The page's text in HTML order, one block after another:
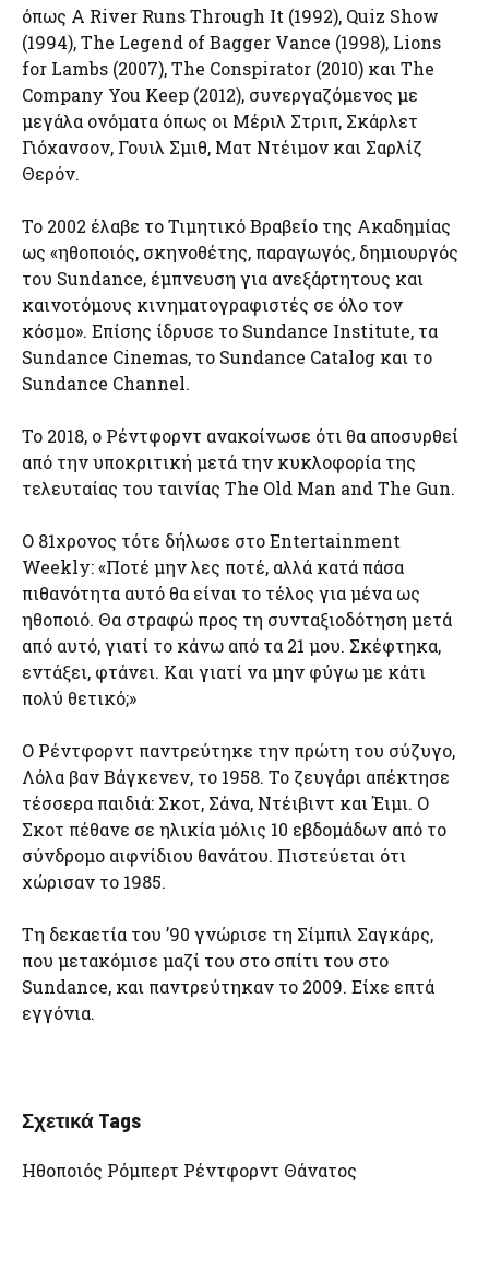
όπως A River Runs Through It (1992), Quiz Show
(1994), The Legend of Bagger Vance (1998), Lions
for Lambs (2007), The Conspirator (2010) και The
Company You Keep (2012), συνεργαζόμενος με
μεγάλα ονόματα όπως οι Μέριλ Στριπ, Σκάρλετ
Γιόχανσον, Γουιλ Σμιθ, Ματ Ντέιμον και Σαρλίζ
Θερόν.
Το 2002 έλαβε το Τιμητικό Βραβείο της Ακαδημίας
ως «ηθοποιός, σκηνοθέτης, παραγωγός, δημιουργός
του Sundance, έμπνευση για ανεξάρτητους και
καινοτόμους κινηματογραφιστές σε όλο τον
κόσμο». Επίσης ίδρυσε το Sundance Institute, τα
Sundance Cinemas, το Sundance Catalog και το
Sundance Channel.
Το 2018, ο Ρέντφορντ ανακοίνωσε ότι θα αποσυρθεί
από την υποκριτική μετά την κυκλοφορία της
τελευταίας του ταινίας The Old Man and The Gun.
Ο 81χρονος τότε δήλωσε στο Entertainment
Weekly: «Ποτέ μην λες ποτέ, αλλά κατά πάσα
πιθανότητα αυτό θα είναι το τέλος για μένα ως
ηθοποιό. Θα στραφώ προς τη συνταξιοδότηση μετά
από αυτό, γιατί το κάνω από τα 21 μου. Σκέφτηκα,
εντάξει, φτάνει. Και γιατί να μην φύγω με κάτι
πολύ θετικό;»
Ο Ρέντφορντ παντρεύτηκε την πρώτη του σύζυγο,
Λόλα βαν Βάγκενεν, το 1958. Το ζευγάρι απέκτησε
τέσσερα παιδιά: Σκοτ, Σάνα, Ντέιβιντ και Έιμι. Ο
Σκοτ πέθανε σε ηλικία μόλις 10 εβδομάδων από το
σύνδρομο αιφνίδιου θανάτου. Πιστεύεται ότι
χώρισαν το 1985.
Τη δεκαετία του ’90 γνώρισε τη Σίμπιλ Σαγκάρς,
που μετακόμισε μαζί του στο σπίτι του στο
Sundance, και παντρεύτηκαν το 2009. Είχε επτά
εγγόνια.
Σχετικά Tags
Ηθοποιός Ρόμπερτ Ρέντφορντ Θάνατος